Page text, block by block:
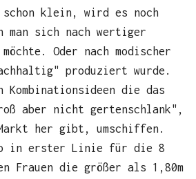
schon klein, wird es noch
man sich nach wertiger
Oder nach modischer
produziert wurde.
Kombinationsideen die das
aber nicht gertenschlank",
her gibt, umschiffen.
in erster Linie für die 8
Frauen die größer als 1,80m